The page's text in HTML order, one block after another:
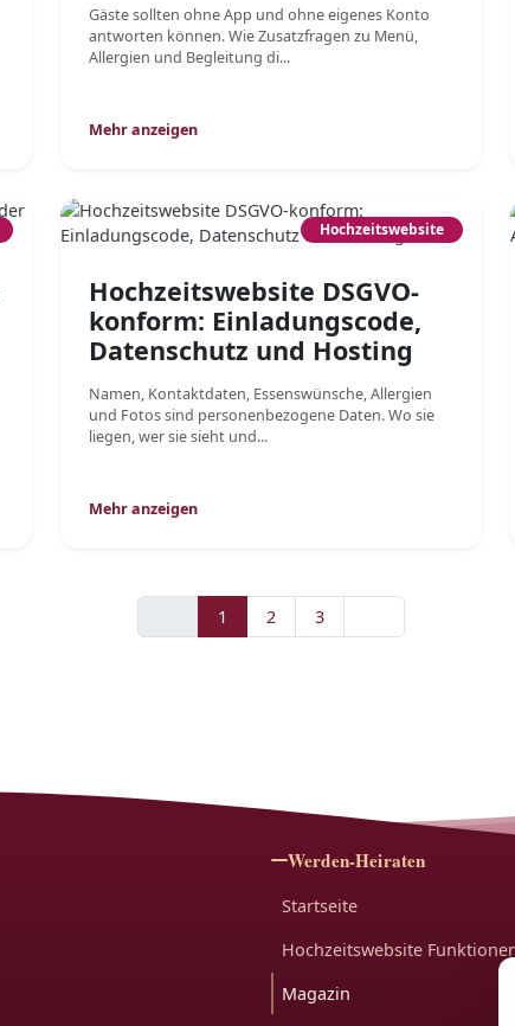
Gäste sollten ohne App und ohne eigenes Konto
antworten können. Wie Zusatzfragen zu Menü,
Allergien und Begleitung di...
Mehr anzeigen
Hochzeitswebsite
Hochzeitswebsite DSGVO-
konform: Einladungscode,
Datenschutz und Hosting
Namen, Kontaktdaten, Essenswünsche, Allergien
und Fotos sind personenbezogene Daten. Wo sie
liegen, wer sie sieht und...
Mehr anzeigen
1 2 3
Werden-Heiraten
Startseite
Hochzeitswebsite
Magazin